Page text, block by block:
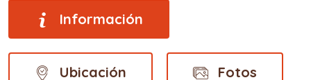
Información
Ubicación Fotos